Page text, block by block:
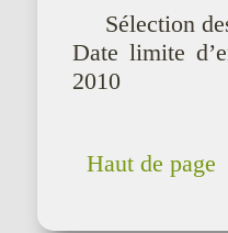
Sélection
Date limite
2010
Haut de page